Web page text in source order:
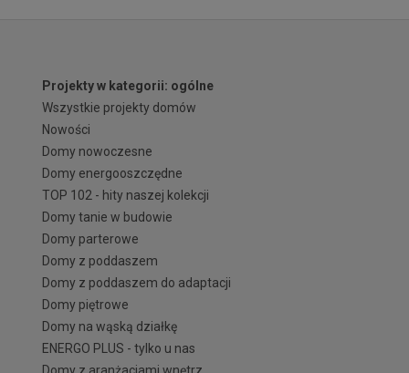
Projekty w kategorii: ogólne
Wszystkie projekty domów
Nowości
Domy nowoczesne
Domy energooszczędne
TOP 102 - hity naszej kolekcji
Domy tanie w budowie
Domy parterowe
Domy z poddaszem
Domy z poddaszem do adaptacji
Domy piętrowe
Domy na wąską działkę
ENERGO PLUS - tylko u nas